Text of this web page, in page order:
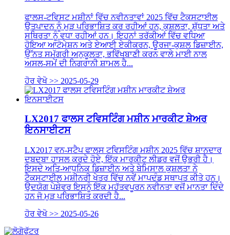
ਫਾਲਸ-ਟਵਿਸਟ ਮਸ਼ੀਨਾਂ ਵਿੱਚ ਨਵੀਨਤਾਵਾਂ 2025 ਵਿੱਚ ਟੈਕਸਟਾਈਲ
ਉਤਪਾਦਨ ਨੂੰ ਮੁੜ ਪਰਿਭਾਸ਼ਿਤ ਕਰ ਰਹੀਆਂ ਹਨ, ਕੁਸ਼ਲਤਾ, ਸ਼ੁੱਧਤਾ ਅਤੇ
ਸਥਿਰਤਾ ਨੂੰ ਵਧਾ ਰਹੀਆਂ ਹਨ। ਇਹਨਾਂ ਤਰੱਕੀਆਂ ਵਿੱਚ ਵਧਿਆ
ਹੋਇਆ ਆਟੋਮੇਸ਼ਨ ਅਤੇ ਏਆਈ ਏਕੀਕਰਨ, ਊਰਜਾ-ਕੁਸ਼ਲ ਡਿਜ਼ਾਈਨ,
ਉੱਨਤ ਸਮੱਗਰੀ ਅਨੁਕੂਲਤਾ, ਭਵਿੱਖਬਾਣੀ ਕਰਨ ਵਾਲੇ ਮਾਈ ਨਾਲ
ਅਸਲ-ਸਮੇਂ ਦੀ ਨਿਗਰਾਨੀ ਸ਼ਾਮਲ ਹੈ...
ਹੋਰ ਵੇਖੋ >> 2025-05-29
LX2017 ਫਾਲਸ ਟਵਿਸਟਿੰਗ ਮਸ਼ੀਨ ਮਾਰਕੀਟ ਸ਼ੇਅਰ
ਇਨਸਾਈਟਸ
LX2017 ਵਨ-ਸਟੈਪ ਫਾਲਸ ਟਵਿਸਟਿੰਗ ਮਸ਼ੀਨ 2025 ਵਿੱਚ ਸ਼ਾਨਦਾਰ
ਦਬਦਬਾ ਹਾਸਲ ਕਰਦੇ ਹੋਏ, ਇੱਕ ਮਾਰਕੀਟ ਲੀਡਰ ਵਜੋਂ ਉਭਰੀ ਹੈ।
ਇਸਦੇ ਅਤਿ-ਆਧੁਨਿਕ ਡਿਜ਼ਾਈਨ ਅਤੇ ਬੇਮਿਸਾਲ ਕੁਸ਼ਲਤਾ ਨੇ
ਟੈਕਸਟਾਈਲ ਮਸ਼ੀਨਰੀ ਖੇਤਰ ਵਿੱਚ ਨਵੇਂ ਮਾਪਦੰਡ ਸਥਾਪਤ ਕੀਤੇ ਹਨ।
ਉਦਯੋਗ ਪੇਸ਼ੇਵਰ ਇਸਨੂੰ ਇੱਕ ਮਹੱਤਵਪੂਰਨ ਨਵੀਨਤਾ ਵਜੋਂ ਮਾਨਤਾ ਦਿੰਦੇ
ਹਨ ਜੋ ਮੁੜ ਪਰਿਭਾਸ਼ਿਤ ਕਰਦੀ ਹੈ...
ਹੋਰ ਵੇਖੋ >> 2025-05-26